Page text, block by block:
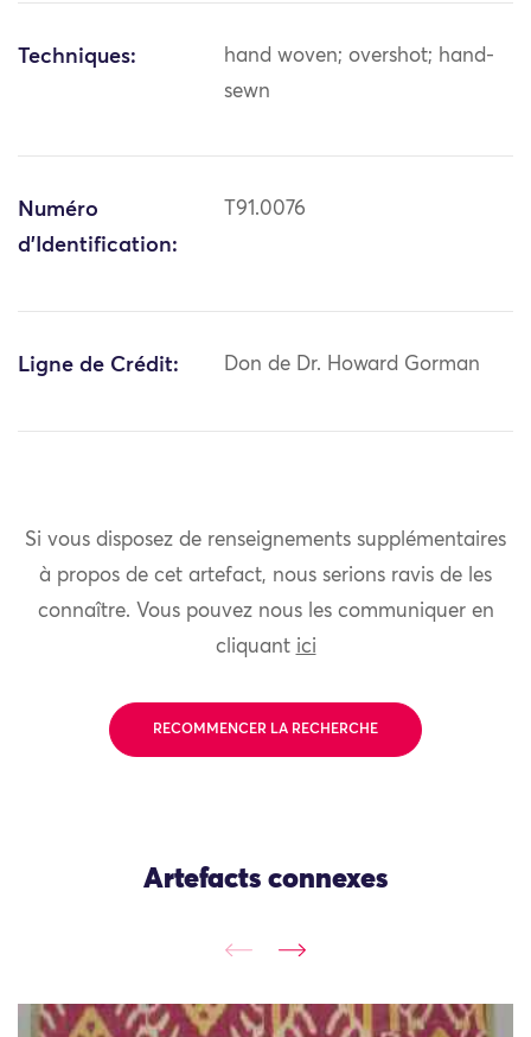
Techniques:
hand woven; overshot; hand-
sewn
Numéro
d'Identification:
T91.0076
Ligne de Crédit: Don de Dr. Howard Gorman
Si vous disposez de renseignements supplémentaires
à propos de cet artefact, nous serions ravis de les
connaître. Vous pouvez nous les communiquer en
cliquant ici
RECOMMENCER LA RECHERCHE
Artefacts connexes